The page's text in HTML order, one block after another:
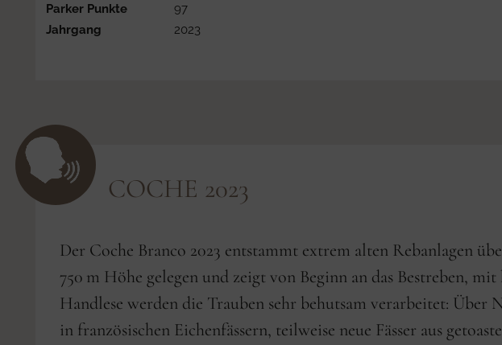
Parker Punkte
97
Jahrgang
2023
COCHE 2023
Der Coche Branco 2023 entstammt extrem alten Rebanlagen
750 m Höhe gelegen und zeigt von Beginn an das Bestreben,
Handlese werden die Trauben sehr behutsam verarbeitet:
in französischen Eichenfässern, teilweise neue Fässer aus